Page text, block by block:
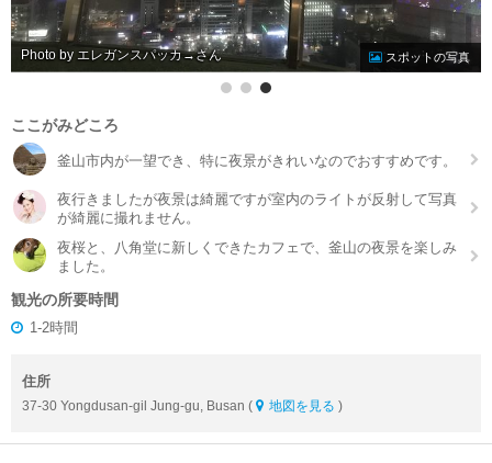
Photo by エレガンスパッカ→ スポットの写真
ここがみどころ
釜山市内が一望でき、特に夜景がきれいなのでおすすめです。
夜行きましたが夜景は綺麗ですが室内のライトが反射して写真
が綺麗に撮れません。
夜桜と、八角堂に新しくできたカフェで、釜山の夜景を楽しみ
ました。
観光の所要時間
1-2時間
住所
37-30 Yongdusan-gil Jung-gu, Busan ( 地図を見る )